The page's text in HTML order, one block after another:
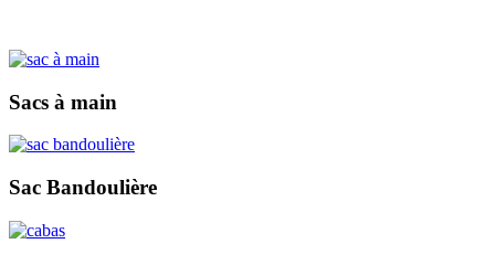
Sacs à main
Sac Bandoulière